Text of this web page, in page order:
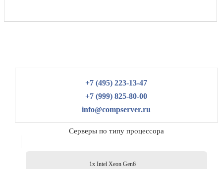
+7 (495) 223-13-47
+7 (999) 825-80-00
info@compserver.ru
Серверы по типу процессора
1x Intel Xeon Gen6